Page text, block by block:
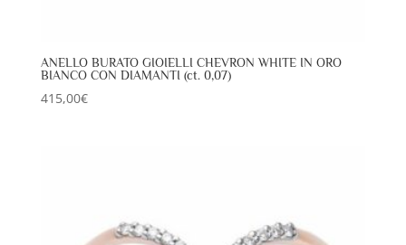
ANELLO BURATO GIOIELLI CHEVRON WHITE IN ORO
BIANCO CON DIAMANTI (ct. 0,07)
415,00€